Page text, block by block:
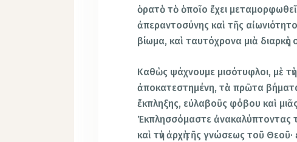
ὁρατὸ τὸ ὁποῖο ἔχει
ἀπεραντοσύνης καὶ τῆς
βίωμα, καὶ ταυτόχρονα μιὰ
Καθὼς ψάχνουμε μισότυφλοι, μὲ
ἀποκατεστημένη, τὰ πρῶτα βήματά
ἔκπληξης, εὐλαβοῦς φόβου καὶ
Ἐκπλησσόμαστε ἀνακαλύπτοντας
καὶ τὴν ἀρχὴ τῆς γνώσεως τοῦ